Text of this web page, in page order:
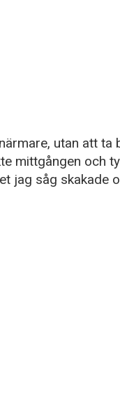
utan att ta
mittgången och
jag såg skakade